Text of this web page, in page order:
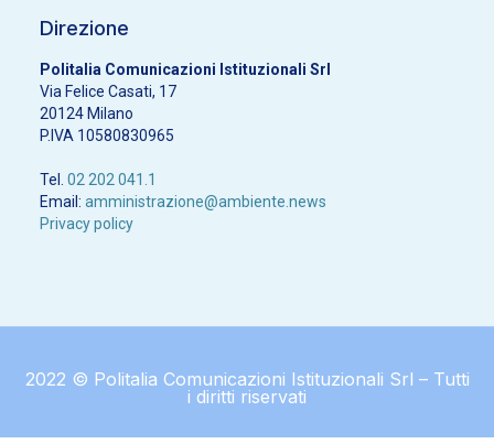
Direzione
Politalia Comunicazioni Istituzionali Srl
Via Felice Casati, 17
20124 Milano
P.IVA 10580830965
Tel. 02 202 041.1
Email: amministrazione@ambiente.news
Privacy policy
2022 © Politalia Comunicazioni Istituzionali Srl – Tutti
i diritti riservati